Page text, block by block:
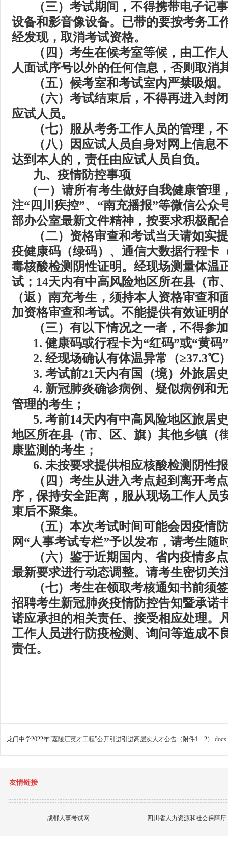
（三）考试期间，不得携带电子记
设备和影音像设备。已带的要按考务工
经发现，取消考试资格。
（四）考生在候考室等候，由工作
人面试序号以外的任何信息，否则取消
（五）候考室和考试室内严禁吸烟
（六）考试结束后，不得再进入封
应试人员。
（七）服从考务工作人员的管理，
（八）因应试人员自身对网上信息
达到本人的，责任由应试人员自负。
九、疫情防控事项
(一）请所有考生做好自我健康管理
注“四川疾控”、“南充播报”等微信公
部办公室最新文件精神，按要求积极配
（二）资格审查和考试当天请如实
疫健康码（绿码）、通信大数据行程卡
毒核酸检测阴性证明。经现场测量体温
试； 14天内有中高风险地区所在县（市
（返）南充考生，须持本人资格审查和
加资格审查和考试。不能提供有效证明
（三）有以下情况之一者，不得参
1.健康码或行程卡为“红码”或“黄码
2.经现场确认有体温异常（≥37.3℃
3.考试前21天内有国（境）外旅居
4. 新冠肺炎确诊病例、疑似病例和
管理的考生；
5.考前14天内有中高风险地区旅居
地区所在县（市、区、旗）其他乡镇（
康监测的考生；
6.未按要求提供相应核酸检测阴性
（四）考生从进入考点起到离开考
序，保持安全距离，服从现场工作人员
束后不聚集。
（五）本次考试时间可能会因疫情
网“人事考试专栏”予以发布，请考生随
（六）鉴于近期国内、省内疫情多
最新要求进行动态调整。请考生密切关
（七）考生在领取考核通知书前须
招聘考生新冠肺炎疫情防控告知暨承诺
诺应承担的相关责任、接受相应处理。
工作人员进行防疫检测、询问等造成不
责任。
龙门中学2022年“嘉陵江英才工程”公开引进引进高层次人才公告（附件1—2）.docx
友情链接
成都人事考试网 四川省人力资源和社会保障厅